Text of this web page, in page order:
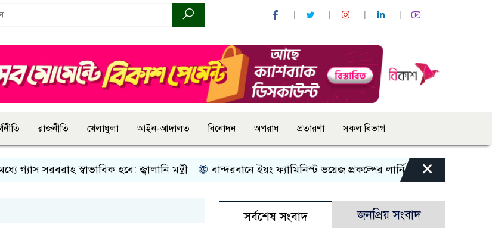
রাজনীতি খেলাধুলা আইন-আদালত বিনোদন অপরাধ প্রতারণা সকল বিভাগ
সরবরাহ স্বাভাবিক হবে: জ্বালানি মন্ত্রী বান্দরবানে ইয়ং ফ্যামিনিস্ট ভয়েজ প্রকল্পের লার্নিং শেয়ারিং কর্মশালা অনুষ্ঠিত
×
সর্বশেষ সংবাদ জনপ্রিয় সংবাদ